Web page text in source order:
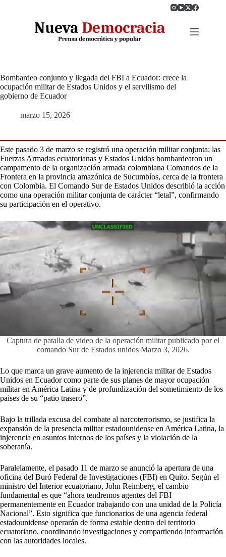
Bombardeo conjunto y llegada del FBI a Ecuador: crece la
ocupación militar de Estados Unidos y el servilismo del
gobierno de Ecuador
marzo 15, 2026
Este pasado 3 de marzo se registró una operación militar conjunta: las
Fuerzas Armadas ecuatorianas y Estados Unidos bombardearon un
campamento de la organización armada colombiana Comandos de la
Frontera en la provincia amazónica de Sucumbíos, cerca de la frontera
con Colombia. El Comando Sur de Estados Unidos describió la acción
como una operación militar conjunta de carácter “letal”, confirmando
su participación en el operativo.
Captura de patalla de video de la operación militar publicado por el
comando Sur de Estados unidos Marzo 3, 2026.
Lo que marca un grave aumento de la injerencia militar de Estados
Unidos en Ecuador como parte de sus planes de mayor ocupación
militar en América Latina y de profundización del sometimiento de los
países de su “patio trasero”.
Bajo la trillada excusa del combate al narcoterrorismo, se justifica la
expansión de la presencia militar estadounidense en América Latina, la
injerencia en asuntos internos de los países y la violación de la
soberanía.
Paralelamente, el pasado 11 de marzo se anunció la apertura de una
oficina del Buró Federal de Investigaciones (FBI) en Quito. Según el
ministro del Interior ecuatoriano, John Reimberg, el cambio
fundamental es que “ahora tendremos agentes del FBI
permanentemente en Ecuador trabajando con una unidad de la Policía
Nacional”. Esto significa que funcionarios de una agencia federal
estadounidense operarán de forma estable dentro del territorio
ecuatoriano, coordinando investigaciones y compartiendo información
con las autoridades locales.